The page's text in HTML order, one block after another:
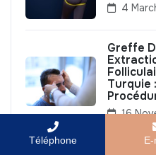
4
Greffe
Turquie
16
Téléphone E-